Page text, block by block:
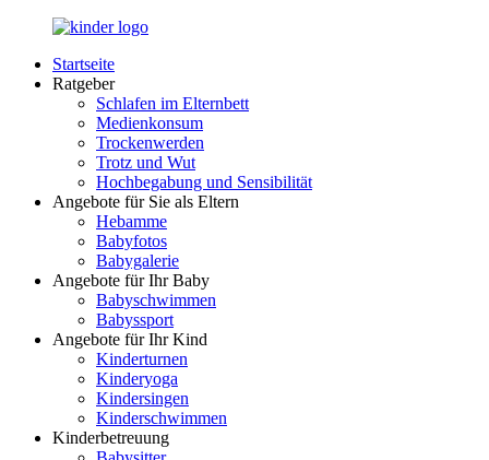
Zurück
Inhalt
LuckyKids.de
Das
Nachwuchs
Startseite
Ratgeber
Schlafen im Elternbett
Medienkonsum
Trockenwerden
Trotz und Wut
Hochbegabung und Sensibilität
Angebote für Sie als Eltern
Hebamme
Babyfotos
Babygalerie
Angebote für Ihr Baby
Babyschwimmen
Babyssport
Angebote für Ihr Kind
Kinderturnen
Kinderyoga
Kindersingen
Kinderschwimmen
Kinderbetreuung